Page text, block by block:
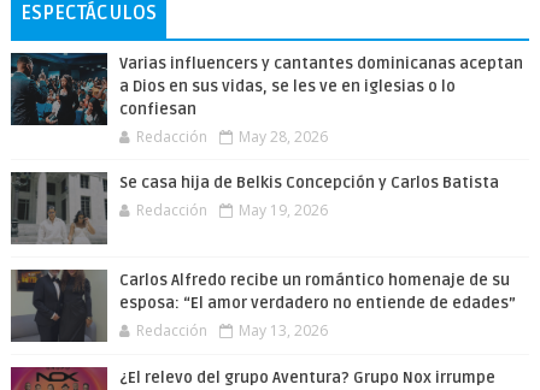
ESPECTÁCULOS
Varias influencers y cantantes dominicanas aceptan
a Dios en sus vidas, se les ve en iglesias o lo
confiesan
Redacción May 28, 2026
Se casa hija de Belkis Concepción y Carlos Batista
Redacción May 19, 2026
Carlos Alfredo recibe un romántico homenaje de su
esposa: “El amor verdadero no entiende de edades”
Redacción May 13, 2026
¿El relevo del grupo Aventura? Grupo Nox irrumpe